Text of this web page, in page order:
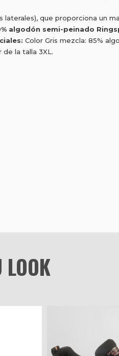
laterales), que proporciona un
algodón semi-peinado
Color Gris mezcla: 85%
la talla 3XL.
LOOK